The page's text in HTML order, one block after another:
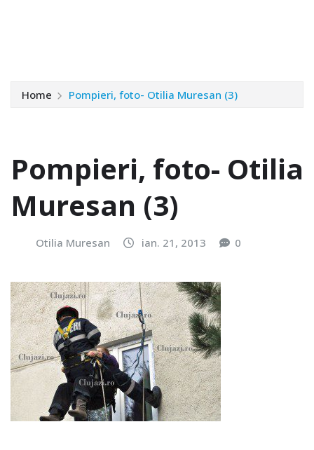
Home Pompieri, foto- Otilia Muresan (3)
Pompieri, foto- Otilia
Muresan (3)
Otilia Muresan ian. 21, 2013 0